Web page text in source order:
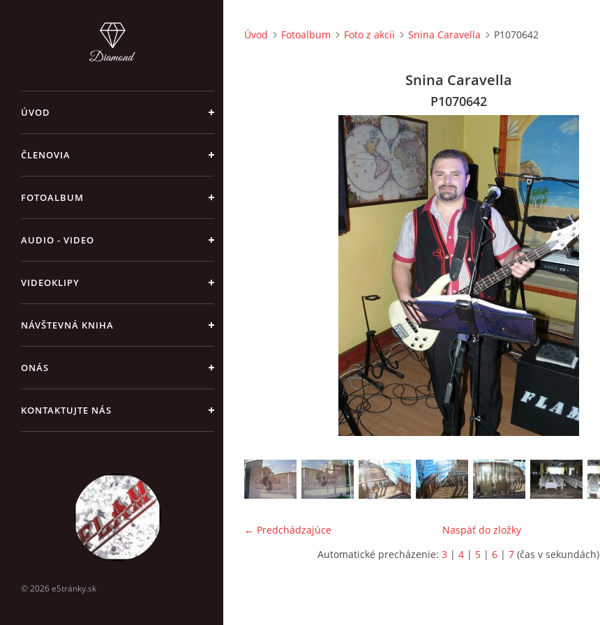
ÚVOD
ČLENOVIA
FOTOALBUM
AUDIO - VIDEO
VIDEOKLIPY
NÁVŠTEVNÁ KNIHA
ONÁS
KONTAKTUJTE NÁS
© 2026 eStránky.sk
Úvod Fotoalbum Foto z akcii Snina Caravella P1070642
Snina Caravella
P1070642
← Predchádzajúce
Naspäť do zložky
Automatické precházenie: 3 | 4 | 5 | 6 | 7 (čas v sekundách)